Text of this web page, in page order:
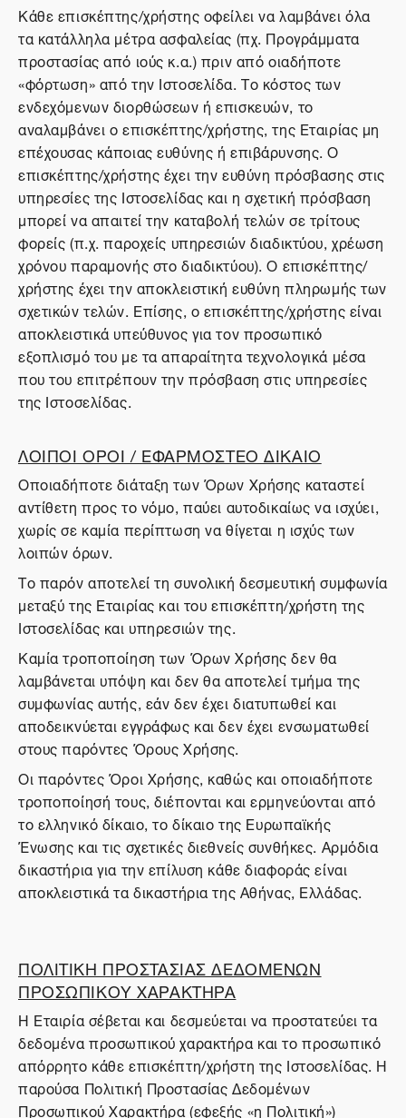
Κάθε επισκέπτης/χρήστης οφείλει να λαμβάνει όλα
τα κατάλληλα μέτρα ασφαλείας (πχ. Προγράμματα
προστασίας από ιούς κ.α.) πριν από οιαδήποτε
«φόρτωση» από την Ιστοσελίδα. Το κόστος των
ενδεχόμενων διορθώσεων ή επισκευών, το
αναλαμβάνει ο επισκέπτης/χρήστης, της Εταιρίας μη
επέχουσας κάποιας ευθύνης ή επιβάρυνσης. Ο
επισκέπτης/χρήστης έχει την ευθύνη πρόσβασης στις
υπηρεσίες της Ιστοσελίδας και η σχετική πρόσβαση
μπορεί να απαιτεί την καταβολή τελών σε τρίτους
φορείς (π.χ. παροχείς υπηρεσιών διαδικτύου, χρέωση
χρόνου παραμονής στο διαδικτύου). Ο επισκέπτης/
χρήστης έχει την αποκλειστική ευθύνη πληρωμής των
σχετικών τελών. Επίσης, ο επισκέπτης/χρήστης είναι
αποκλειστικά υπεύθυνος για τον προσωπικό
εξοπλισμό του με τα απαραίτητα τεχνολογικά μέσα
που του επιτρέπουν την πρόσβαση στις υπηρεσίες
της Ιστοσελίδας.
ΛΟΙΠΟΙ ΟΡΟΙ / ΕΦΑΡΜΟΣΤΕΟ ΔΙΚΑΙΟ
Οποιαδήποτε διάταξη των Όρων Χρήσης καταστεί
αντίθετη προς το νόμο, παύει αυτοδικαίως να ισχύει,
χωρίς σε καμία περίπτωση να θίγεται η ισχύς των
λοιπών όρων.
Το παρόν αποτελεί τη συνολική δεσμευτική συμφωνία
μεταξύ της Εταιρίας και του επισκέπτη/χρήστη της
Ιστοσελίδας και υπηρεσιών της.
Καμία τροποποίηση των Όρων Χρήσης δεν θα
λαμβάνεται υπόψη και δεν θα αποτελεί τμήμα της
συμφωνίας αυτής, εάν δεν έχει διατυπωθεί και
αποδεικνύεται εγγράφως και δεν έχει ενσωματωθεί
στους παρόντες Όρους Χρήσης.
Οι παρόντες Όροι Χρήσης, καθώς και οποιαδήποτε
τροποποίησή τους, διέπονται και ερμηνεύονται από
το ελληνικό δίκαιο, το δίκαιο της Ευρωπαϊκής
Ένωσης και τις σχετικές διεθνείς συνθήκες. Αρμόδια
δικαστήρια για την επίλυση κάθε διαφοράς είναι
αποκλειστικά τα δικαστήρια της Αθήνας, Ελλάδας.
ΠΟΛΙΤΙΚΗ ΠΡΟΣΤΑΣΙΑΣ ΔΕΔΟΜΕΝΩΝ
ΠΡΟΣΩΠΙΚΟΥ ΧΑΡΑΚΤΗΡΑ
Η Εταιρία σέβεται και δεσμεύεται να προστατεύει τα
δεδομένα προσωπικού χαρακτήρα και το προσωπικό
απόρρητο κάθε επισκέπτη/χρήστη της Ιστοσελίδας. Η
παρούσα Πολιτική Προστασίας Δεδομένων
Προσωπικού Χαρακτήρα (εφεξής «η Πολιτική»)